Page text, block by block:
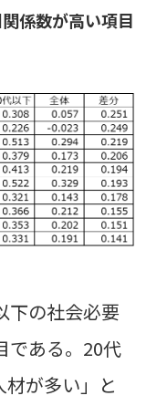
係数が高い項目
下の社会必要
ある。 20代
が多い」と